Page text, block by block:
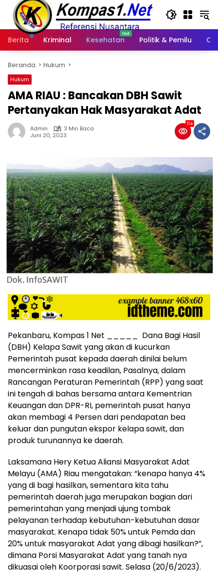
Langsung
konten
Berita
Kriminal Kesehatan Politik & Pemilu
Beranda Hukum
Hukum
AMA RIAU : Bancakan DBH Sawit
Pertanyakan Hak Masyarakat Adat
Admin
3 Min Baca
Juni 20, 2023
114
Pekanbaru, Kompas 1 Net _____ Dana Bagi Hasil
(DBH) Kelapa Sawit yang akan di kucurkan
Pemerintah pusat kepada daerah dinilai belum
mencerminkan rasa keadilan, Pasalnya, dalam
Rancangan Peraturan Pemerintah (RPP) yang saat
ini tengah di bahas bersama antara Kementrian
Keuangan dan DPR-RI, pemerintah pusat hanya
akan membagi 4 Persen dari pendapatan bea
keluar dan pungutan ekspor kelapa sawit, dan
produk turunannya ke daerah.
Laksamana Hery Ketua Aliansi Masyarakat Adat
Melayu (AMA) Riau mengatakan: “kenapa hanya 4%
yang di bagi hasilkan, sementara kita tahu
pemerintah daerah juga merupakan bagian dari
pemerintahan yang menjadi ujung tombak
pelayanan terhadap kebutuhan-kebutuhan dasar
masyarakat. Kenapa tidak 50% untuk Pemda dan
20% untuk masyarakat Adat yang dibagi hasilkan?”,
dimana Porsi Masyarakat Adat yang tanah nya
dikuasai oleh Koorporasi sawit. Selasa (20/6/2023).